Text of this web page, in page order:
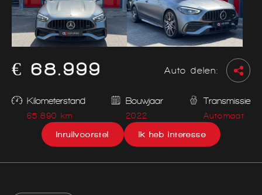
€ 68.999 Auto delen:
Kilometerstand
65.890 km
Bouwjaar
2022
Transmissie
Automaat
Inruilvoorstel Ik heb interesse